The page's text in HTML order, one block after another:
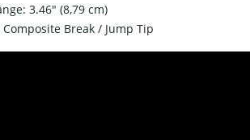
3.46" (8,79 cm)
Break / Jump Tip